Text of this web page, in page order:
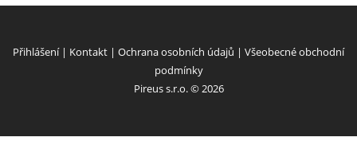
Přihlášení | Kontakt | Ochrana osobních údajů | Všeobecné obchodní
podmínky
Pireus s.r.o. © 2026